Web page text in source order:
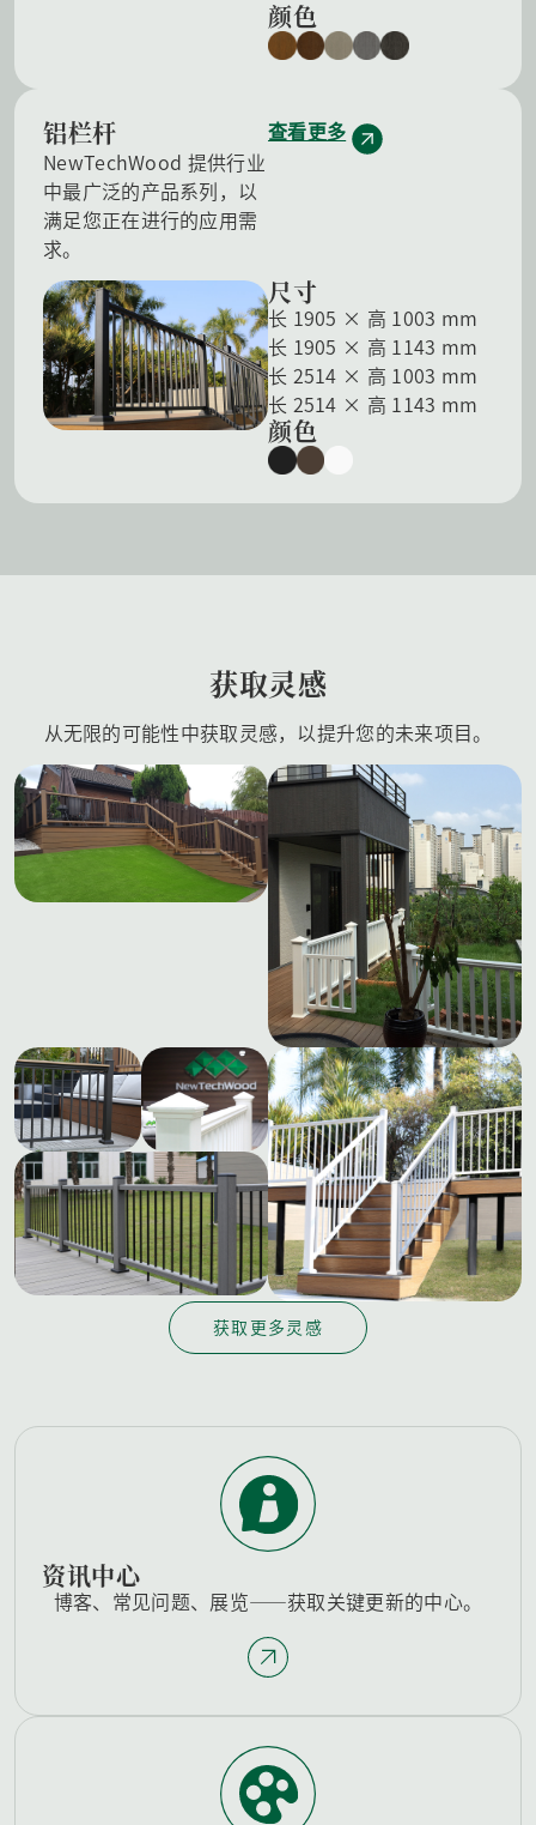
颜色
铝栏杆
NewTechWood 提供行业
中最广泛的产品系列，以
满足您正在进行的应用需
求。
查看更多
尺寸
长 1905 × 高 1003 mm
长 1905 × 高 1143 mm
长 2514 × 高 1003 mm
长 2514 × 高 1143 mm
颜色
获取灵感
从无限的可能性中获取灵感，以提升您的未来项目。
获取更多灵感
资讯中心
博客、常见问题、展览——获取关键更新的中心。